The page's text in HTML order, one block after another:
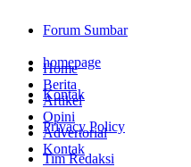
Forum Sumbar
homepage
Kontak
Privacy Policy
Tim Redaksi
Home
Berita
Artikel
Opini
Advertorial
Kontak